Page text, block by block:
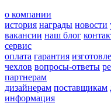
о компании
история награды новости
вакансии наш блог
сервис
оплата гарантия
чехлов вопросы-ответы
партнерам
дизайнерам поставщикам
информация